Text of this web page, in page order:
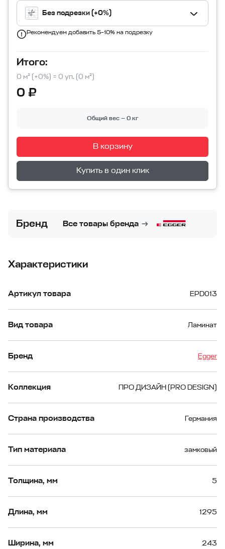
Без подрезки (+0%)
Рекомендуем добавить 5–10% на подрезку
Итого:
0 м² (+0%) = 0 уп. (0 м²)
0 ₽
Общий вес — 0 кг
В корзину
Перейти в корзину
Купить в один клик
Бренд Все товары бренда
Характеристики
Артикул товара EPD013
Вид товара Ламинат
Бренд Egger
Коллекция ПРО ДИЗАЙН (PRO DESIGN)
Страна производства Германия
Тип материала замковый
Толщина, мм 5
Длина, мм 1295
Ширина, мм 243